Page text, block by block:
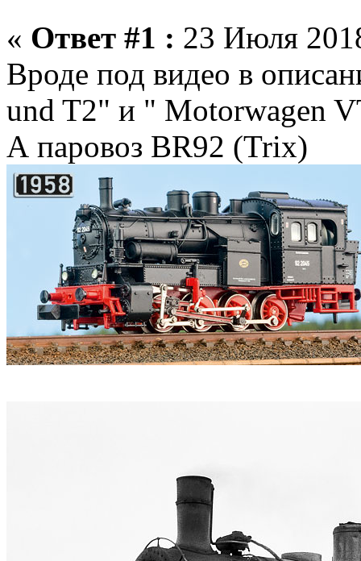
« Ответ #1 : 23 Июля
Вроде под видео в
und T2 " и " Motorwagen
А паровоз BR92 (Trix)